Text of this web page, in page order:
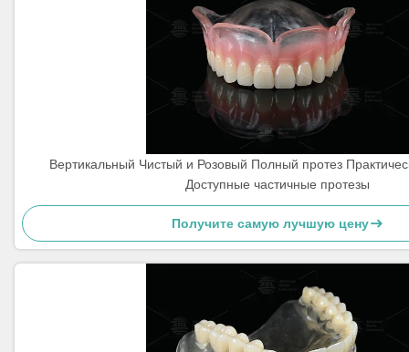
Вертикальный Чистый и Розовый Полный протез
Доступные частичные протезы
Получите самую лучшую цену